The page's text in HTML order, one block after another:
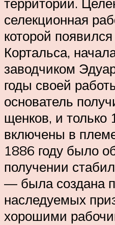
селекционная
которой
Кортальса,
заводчиком
годы своей
основатель
щенков, и только
включены в
1886 году было
получении
— была создана
наследуемых
хорошими